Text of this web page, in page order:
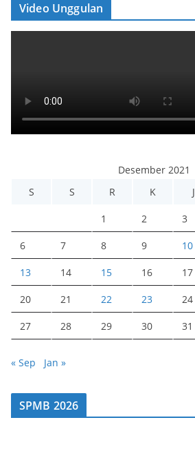
Video Unggulan
Desember 2021
S
S R K J
1 2 3
6 7 8 9 10
13 14 15 16 17
20 21 22 23 24
27 28 29 30 31
« Sep Jan »
SPMB 2026